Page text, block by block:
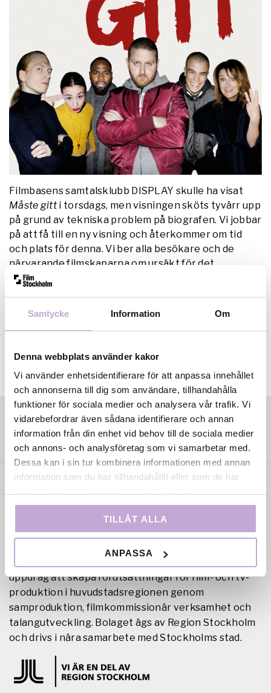
Samtycke Information Om
Denna webbplats använder kakor
Vi använder enhetsidentifierare för att anpassa innehållet
och annonserna till dig som användare, tillhandahålla
funktioner för sociala medier och analysera vår trafik. Vi
vidarebefordrar även sådana identifierare och annan
information från din enhet vid behov till de sociala medier
och annons- och analysföretag som vi samarbetar med.
Dessa kan i sin tur kombinera informationen med annan
information som du har tillhandahållit eller som de har
TILLÅT ALLA
ANPASSA
Filmbasens samtalsklubb DISPLAY skulle ha visat
Måste gitti torsdags, men visningen sköts tyvärr upp
på grund av tekniska problem på biografen. Vi jobbar
på att få till en ny visning och återkommer om tid
och plats för denna. Vi ber alla besökare och de
närvarande filmskaparna om ursäkt för det
inträffade! /Alla på Filmbasen
uppdrag att skapa förutsättningar för film- och tv-
produktion i huvudstadsregionen genom
samproduktion, filmkommissionär verksamhet och
talangutveckling. Bolaget ägs av Region Stockholm
och drivs i nära samarbete med Stockholms stad.